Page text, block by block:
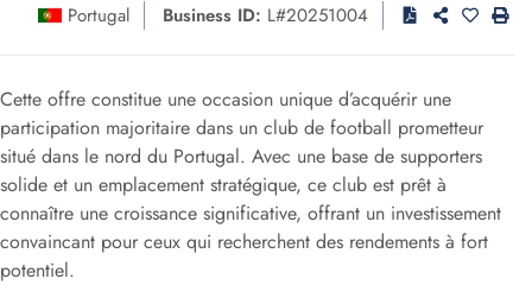
Portugal Business ID: L#20251004
Cette offre constitue une occasion unique d’acquérir une
participation majoritaire dans un club de football prometteur
situé dans le nord du Portugal. Avec une base de supporters
solide et un emplacement stratégique, ce club est prêt à
connaître une croissance significative, offrant un investissement
convaincant pour ceux qui recherchent des rendements à fort
potentiel.